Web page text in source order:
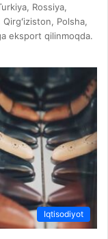
Rossiya,
Polsha,
eksport qilinmoqda.
Iqtisodiyot